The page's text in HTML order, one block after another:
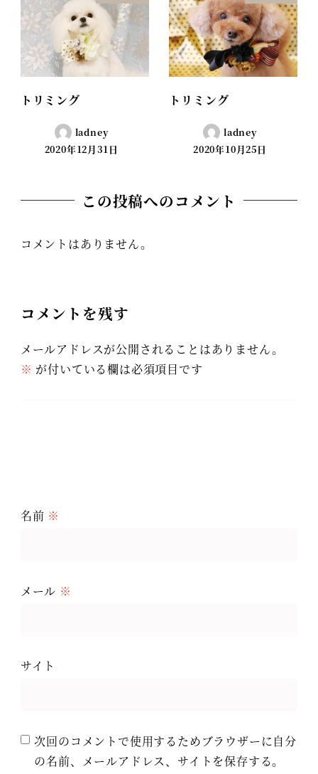
トリミング
ladney
2020年12月31日
トリミング
ladney
2020年10月25日
この投稿へのコメント
コメントはありません。
コメントを残す
メールアドレスが公開されることはありません。
※ が付いている欄は必須項目です
名前 ※
メール ※
サイト
次回のコメントで使用するためブラウザーに自分
の名前、メールアドレス、サイトを保存する。